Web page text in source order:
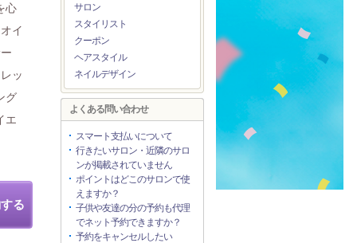
心
イ
ッ
グ
エ
る
サロン
スタイリスト
クーポン
ヘアスタイル
ネイルデザイン
よくある問い合わせ
スマート支払いについて
行きたいサロン・近隣のサロ
ンが掲載されていません
ポイントはどこのサロンで使
えますか？
子供や友達の分の予約も代理
でネット予約できますか？
予約をキャンセルしたい